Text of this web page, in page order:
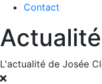
Contact
Actualité
L'actualité de Josée